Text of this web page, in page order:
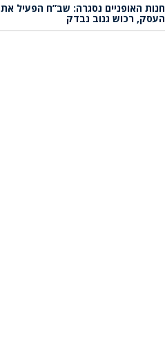
חנות האופניים נסגרה: שב”ח הפעיל את
העסק, רכוש גנוב נבדק